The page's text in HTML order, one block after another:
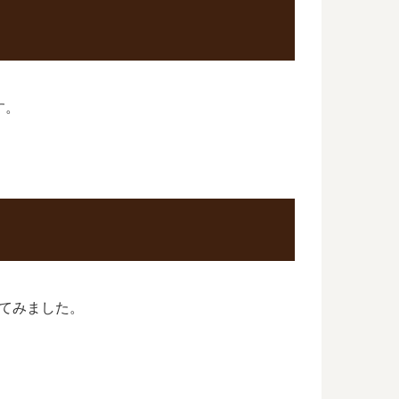
みました。